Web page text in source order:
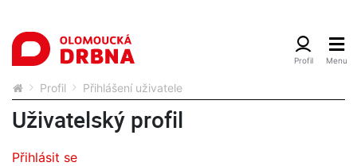
Profil Přihlášení uživatele
Uživatelský profil
Přihlásit se